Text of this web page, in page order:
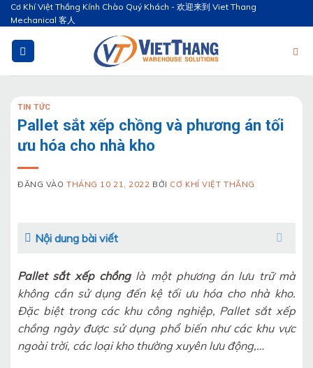
Bỏ
qua
nội
dung
Cơ Khí Việt Thắng Kính Chào Quý Khách - 欢迎来到 Viet Thang
Mechanical 客人
TIN TỨC
Pallet sắt xếp chồng và phương án tối
ưu hóa cho nhà kho
ĐĂNG VÀOTHÁNG 10 21, 2022 BỞI CƠ KHÍ VIỆT THẮNG
Nội dung bài viết
Pallet sắt xếp chồnglà một phương án lưu trữ mà
không cần sử dụng đến kệ tối ưu hóa cho nhà kho.
Đặc biệt trong các khu công nghiệp, Pallet sắt xếp
chồng ngày được sử dụng phổ biến như các khu vực
ngoài trời, các loại kho thường xuyên lưu động,…